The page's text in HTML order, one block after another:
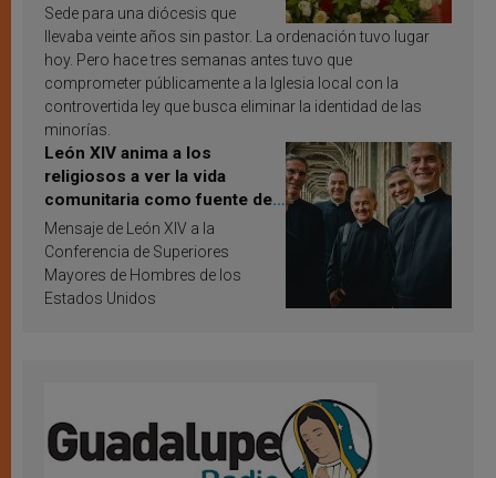
Sede para una diócesis que
llevaba veinte años sin pastor. La ordenación tuvo lugar
hoy. Pero hace tres semanas antes tuvo que
comprometer públicamente a la Iglesia local con la
controvertida ley que busca eliminar la identidad de las
minorías.
León XIV anima a los
religiosos a ver la vida
comunitaria como fuente de
inspiración y santificación
Mensaje de León XIV a la
Conferencia de Superiores
Mayores de Hombres de los
Estados Unidos